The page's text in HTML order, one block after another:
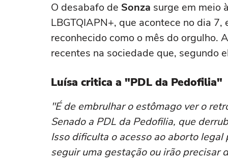
O desabafo de Sonza surge em meio
LBGTQIAPN+, que acontece no dia
reconhecido como o mês do orgulho.
recentes na sociedade que, segundo
Luísa critica a "PDL da Pedofilia"
"É de embrulhar o estômago ver o
Senado a PDL da Pedofilia, que
Isso dificulta o acesso ao aborto
seguir uma gestação ou irão precisar